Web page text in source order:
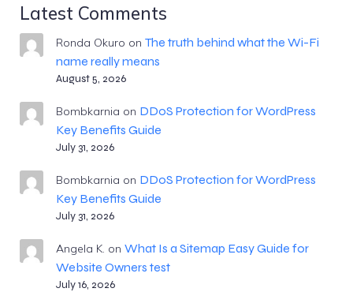
Latest Comments
Ronda Okuro on The truth behind what the Wi-Fi
name really means
August 5, 2026
Bombkarnia on DDoS Protection for WordPress
Key Benefits Guide
July 31, 2026
Bombkarnia on DDoS Protection for WordPress
Key Benefits Guide
July 31, 2026
Angela K. on What Is a Sitemap Easy Guide for
Website Owners test
July 16, 2026